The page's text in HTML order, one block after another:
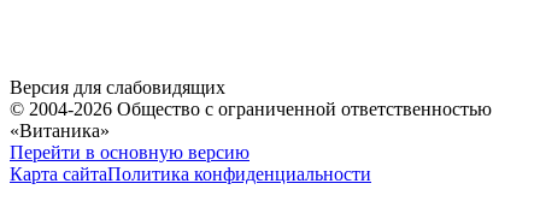
Версия для слабовидящих
© 2004-2026 Общество с ограниченной ответственностью
«Витаника»
Перейти в основную версию
Карта сайтаПолитика конфиденциальности